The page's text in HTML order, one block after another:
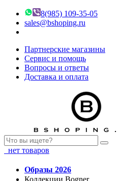
8(985) 109-35-05
sales@bshoping.ru
Партнерские магазины
Сервис и помощь
Вопросы и ответы
Доставка и оплата
нет товаров
Образы 2026
Коллекции Bogner